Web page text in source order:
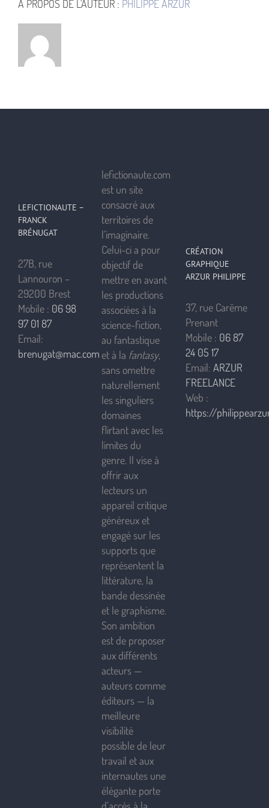
À PROPOS DE L'AUTEUR : PHILIPPE ARZUR
LEFICTIONAUTE –
FRANCK
BRÉNUGAT
27B, rue
Lannouron –
29200 Brest
Mobile : 06 98
97 01 87
Email:
brenugat@mac.com
lefictionaute.com
est un site
consacré aux
territoires de
l’imaginaire.
Celui-ci a pour
objectif de
mettre en avant
les productions
associées à la
science-fiction,
au fantastique
et à la fantasy,
sans omettre
naturellement
les singuliers
domaines
flirtant avec les
limites du
genre. Il vise à
offrir aux
lecteurs un
appareil critique
généreux et
engagé sur les
supports que
représentent la
littérature, la
bande dessinée
et le graphisme.
Son ambition
est de proposer
aux différents
acteurs —
auteurs comme
éditeurs — la
meilleure
visibilité
possible de leur
travail et aux
internautes une
élégante porte
CRÉATION
GRAPHIQUE
ARZUR PHILIPPE
37, rue Carême
Prenant
Mobile : 06 87
24 05 17
Email: ARZUR
FREELANCE
Web :
https://